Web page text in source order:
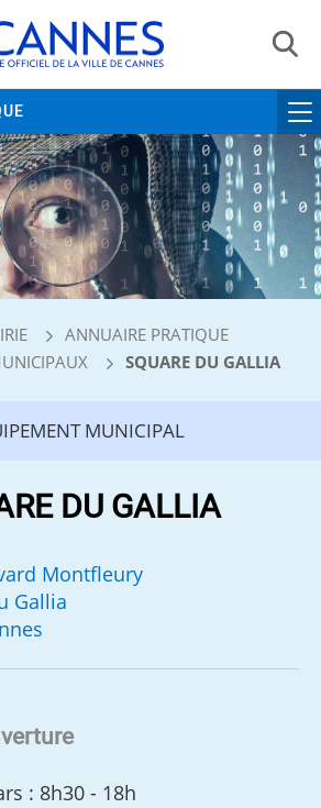
ANNUAIRE PRATIQUE
SQUARE DU GALLIA
MUNICIPAL
DU GALLIA
Montfleury
Gallia
: 8h30 - 18h